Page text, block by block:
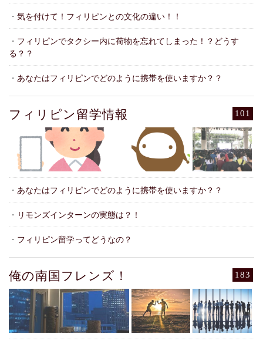
・ 気を付けて！フィリピンとの文化の違い！！
・ フィリピンでタクシー内に荷物を忘れてしまった！？どうす
る？？
・ あなたはフィリピンでどのように携帯を使いますか？？
101
フィリピン留学情報
・ あなたはフィリピンでどのように携帯を使いますか？？
・ リモンズインターンの実態は？！
・ フィリピン留学ってどうなの？
183
俺の南国フレンズ！